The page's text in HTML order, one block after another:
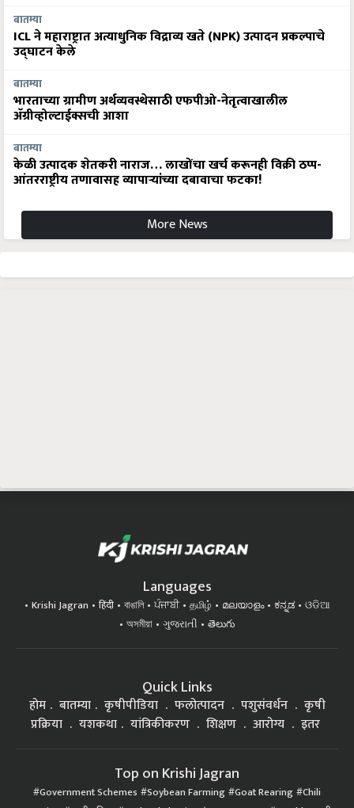
बातम्या
ICL ने महाराष्ट्रात अत्याधुनिक विद्राव्य खते (NPK) उत्पादन प्रकल्पाचे
उद्घाटन केले
बातम्या
भारताच्या ग्रामीण अर्थव्यवस्थेसाठी एफपीओ-नेतृत्वाखालील
अ‍ॅग्रीव्होल्टाईक्सची आशा
बातम्या
केळी उत्पादक शेतकरी नाराज… लाखोंचा खर्च करूनही विक्री ठप्प-
आंतरराष्ट्रीय तणावासह व्यापाऱ्यांच्या दबावाचा फटका!
More News
Languages
Krishi Jagran हिंदी বাঙালি ਪੰਜਾਬੀ தமிழ் മലയാളം ಕನ್ನಡ
ଓଡିଆ
অসমীয়া
ગુજરાતી తెలుగు
Quick Links
होम बातम्या कृषीपीडिया फलोत्पादन पशुसंवर्धन
कृषी
प्रक्रिया
यशकथा यांत्रिकीकरण शिक्षण आरोग्य इतर
Top on Krishi Jagran
Government Schemes Soybean Farming Goat Rearing Chili